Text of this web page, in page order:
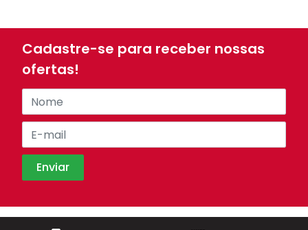
Cadastre-se para receber nossas
ofertas!